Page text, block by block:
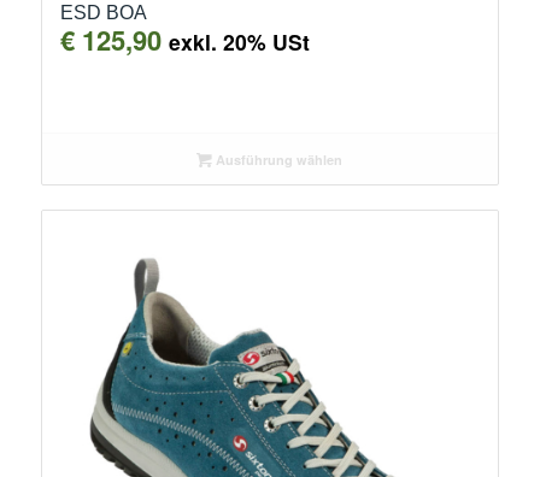
ESD BOA
€125,90 exkl. 20% USt
Ausführung wählen